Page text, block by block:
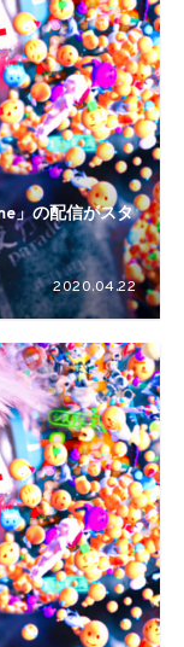
」の配信がスタ
2020.04.22